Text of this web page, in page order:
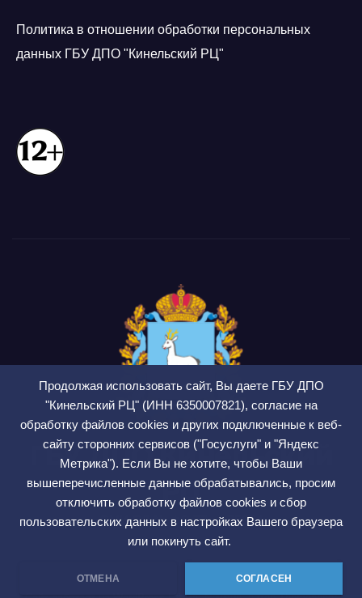
Продолжая использовать сайт, Вы даете ГБУ ДПО
"Кинельский РЦ" (ИНН 6350007821), согласие на
обработку файлов cookies и других подключенные к веб-
сайту сторонних сервисов ("Госуслуги" и "Яндекс
Метрика"). Если Вы не хотите, чтобы Ваши
вышеперечисленные данные обрабатывались, просим
отключить обработку файлов cookies и сбор
пользовательских данных в настройках Вашего браузера
или покинуть сайт.
ОТМЕНА СОГЛАСЕН
Политика в отношении обработки персональных
данных ГБУ ДПО "Кинельский РЦ"
ГБУ ДПО Кинельский
РЦ
СМИ ЭЛ № ФС 77 — 75564